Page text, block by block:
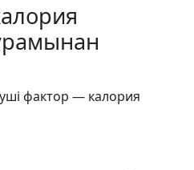
фактор — калория